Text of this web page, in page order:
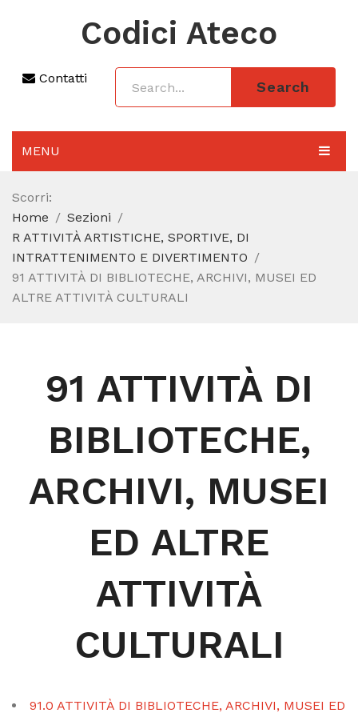
Codici Ateco
Contatti
Search
MENU
AGGIORNAMENTO 2025
SEZIONI
CODICE ATECO A COSA SERVE
REGIME FORFETTARIO
Scorri:
Home
Sezioni
R ATTIVITÀ ARTISTICHE, SPORTIVE, DI
INTRATTENIMENTO E DIVERTIMENTO
91 ATTIVITÀ DI BIBLIOTECHE, ARCHIVI, MUSEI ED
ALTRE ATTIVITÀ CULTURALI
91 ATTIVITÀ DI
BIBLIOTECHE,
ARCHIVI, MUSEI
ED ALTRE
ATTIVITÀ
CULTURALI
91.0 ATTIVITÀ DI BIBLIOTECHE, ARCHIVI, MUSEI ED